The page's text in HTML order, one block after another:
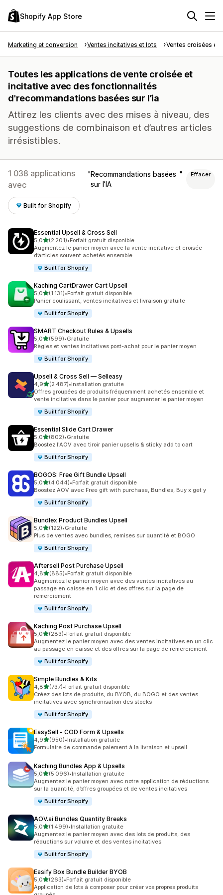
Shopify App Store
Marketing et conversion Ventes incitatives et lots Ventes croisées et
Toutes les applications de vente croisée et
incitative avec des fonctionnalités
d'recommandations basées sur l’ia
Attirez les clients avec des mises à niveau, des
suggestions de combinaison et d’autres articles
irrésistibles.
1 038 applications
avec
Recommandations basées
sur l’IA
Effacer
Built for Shopify
Essential Upsell & Cross Sell
5,0étoile(s) sur 5
(2 201)
2201 avis au total
•Forfait gratuit disponible
Augmentez le panier moyen avec la vente incitative et croisée
d’articles souvent achetés ensemble
Built for Shopify
Kaching CartDrawer Cart Upsell
5,0étoile(s) sur 5
(1 131)
1131 avis au total
•Forfait gratuit disponible
Panier coulissant, ventes incitatives et livraison gratuite
Built for Shopify
SMART Checkout Rules & Upsells
5,0étoile(s) sur 5
(599)
599 avis au total
•Gratuite
Règles et ventes incitatives post-achat pour le panier moyen
Built for Shopify
Upsell & Cross Sell — Selleasy
4,9étoile(s) sur 5
(2 487)
2487 avis au total
•Installation gratuite
Offres groupées de produits fréquemment achetés ensemble et
vente incitative dans le panier pour augmenter le panier moyen
Built for Shopify
Essential Slide Cart Drawer
5,0étoile(s) sur 5
(802)
802 avis au total
•Gratuite
Boostez l'AOV avec tiroir panier upsells & sticky add to cart
Built for Shopify
BOGOS: Free Gift Bundle Upsell
5,0étoile(s) sur 5
(4 044)
4044 avis au total
•Forfait gratuit disponible
Boostez AOV avec Free gift with purchase, Bundles, Buy x get y
Built for Shopify
Bundlex Product Bundles Upsell
5,0étoile(s) sur 5
(122)
122 avis au total
•Gratuite
Plus de ventes avec bundles, remises sur quantité et BOGO
Built for Shopify
Aftersell Post Purchase Upsell
4,8étoile(s) sur 5
(885)
885 avis au total
•Forfait gratuit disponible
Augmentez le panier moyen avec des ventes incitatives au
passage en caisse en 1 clic et des offres sur la page de
remerciement
Built for Shopify
Kaching Post Purchase Upsell
5,0étoile(s) sur 5
(283)
283 avis au total
•Forfait gratuit disponible
Augmentez le panier moyen avec des ventes incitatives en un clic
au passage en caisse et des offres sur la page de remerciement
Built for Shopify
Simple Bundles & Kits
4,8étoile(s) sur 5
(737)
737 avis au total
•Forfait gratuit disponible
Créez des lots de produits, du BYOB, du BOGO et des ventes
incitatives avec synchronisation des stocks
Built for Shopify
EasySell ‑ COD Form & Upsells
4,9étoile(s) sur 5
(950)
950 avis au total
•Installation gratuite
Formulaire de commande paiement à la livraison et upsell
Kaching Bundles App & Upsells
5,0étoile(s) sur 5
(5 096)
5096 avis au total
•Installation gratuite
Augmentez le panier moyen avec notre application de réductions
sur la quantité, d’offres groupées et de ventes incitatives
Built for Shopify
AOV.ai Bundles Quantity Breaks
5,0étoile(s) sur 5
(1 499)
1499 avis au total
•Installation gratuite
Augmentez le panier moyen avec des lots de produits, des
réductions sur volume et des ventes incitatives
Built for Shopify
Easify Box Bundle Builder BYOB
5,0étoile(s) sur 5
(263)
263 avis au total
•Forfait gratuit disponible
Application de lots à composer pour créer vos propres produits